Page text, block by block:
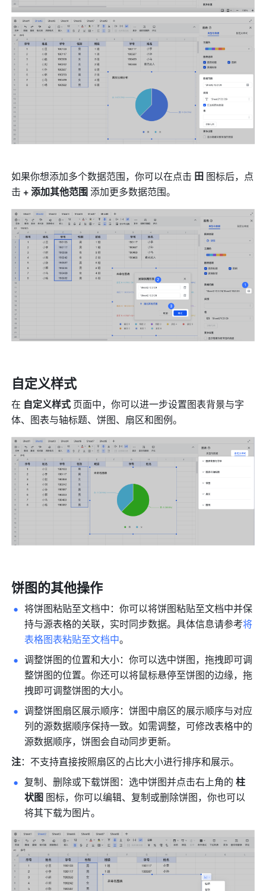
如果你想添加多个数据范围，你可以在点击 田 图标后，点
击 + 添加其他范围 添加更多数据范围。
自定义样式
在 自定义样式 页面中，你可以进一步设置图表背景与字
体、图表与轴标题、饼图、扇区和图例。
饼图的其他操作
将饼图粘贴至文档中：你可以将饼图粘贴至文档中并保
持与源表格的关联，实时同步数据。具体信息请参考将
表格图表粘贴至文档中。
调整饼图的位置和大小：你可以选中饼图，拖拽即可调
整饼图的位置。你还可以将鼠标悬停至饼图的边缘，拖
拽即可调整饼图的大小。
调整饼图扇区展示顺序：饼图中扇区的展示顺序与对应
列的源数据顺序保持一致。如需调整，可修改表格中的
源数据顺序，饼图会自动同步更新。
注：不支持直接按照扇区的占比大小进行排序和展示。
复制、删除或下载饼图：选中饼图并点击右上角的 柱
状图 图标，你可以编辑、复制或删除饼图，你也可以
将其下载为图片。